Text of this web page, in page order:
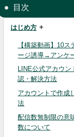
目次
はじめ方
【構築動画】10
ージ誘導→アンケ
LINE公式アカウ
認・解決方法
アカウントで作成
法
配信数無制限の意
数について